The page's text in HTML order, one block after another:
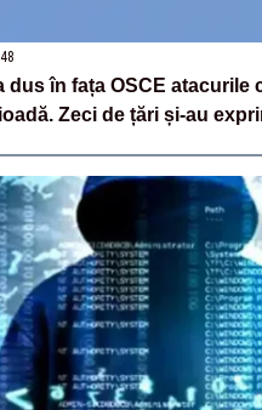
dus în fața OSCE atacurile
Zeci de țări și-au